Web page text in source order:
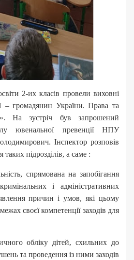
2-их класів провели виховні
громадянин України. Права та
На зустріч був запрошений
ювенальної превенції НПУ
Інспектор розповів
таких підрозділів, а саме :
спрямована на запобігання
і адміністративних
причин і умов, які цьому
своєї компетенції заходів для
обліку дітей, схильних до
та проведення із ними заходів